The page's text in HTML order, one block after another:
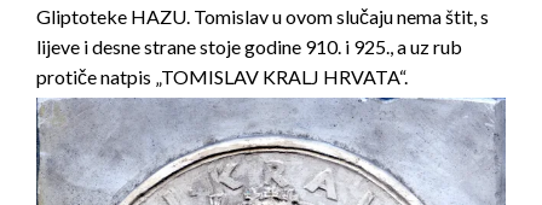
Gliptoteke HAZU. Tomislav u ovom slučaju nema štit, s
lijeve i desne strane stoje godine 910. i 925., a uz rub
protiče natpis „TOMISLAV KRALJ HRVATA“.